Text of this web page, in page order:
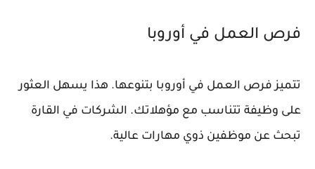
فرص العمل في أوروبا
تتميزفرص العمل في أوروبابتنوعها. هذا يسهل العثور
على وظيفة تتناسب مع مؤهلاتك. الشركات في القارة
تبحث عن موظفين ذوي مهارات عالية.